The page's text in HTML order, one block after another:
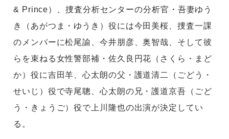
& Prince）、捜査分析センターの分析官・吾妻ゆう
き（あがつま・ゆうき）役には今田美桜、捜査一課
のメンバーに松尾諭、今井朋彦、奥智哉、そして彼
らを束ねる女性警部補・佐久良円花（さくら・まど
か）役に吉田羊、心太朗の父・護道清二（ごどう・
せいじ）役で寺尾聰、心太朗の兄・護道京吾（ごど
う・きょうご）役で上川隆也の出演が決定してい
る。